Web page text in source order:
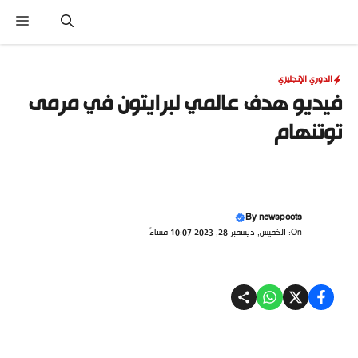
المحتوى
الدوري الإنجليزي
فيديو هدف عالمي لبرايتون في مرمى
توتنهام
Bynewspoots
On: الخميس, ديسمبر 28, 2023 10:07 مساءً